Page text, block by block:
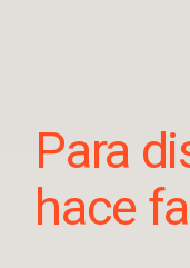
Para
hace